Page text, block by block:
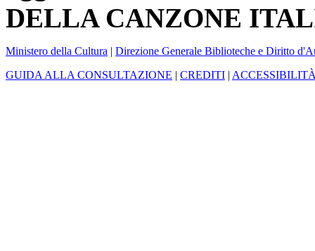
DELLA CANZONE
Ministero della Cultura | Direzione Generale Biblioteche e Diritto
GUIDA ALLA CONSULTAZIONE | CREDITI |